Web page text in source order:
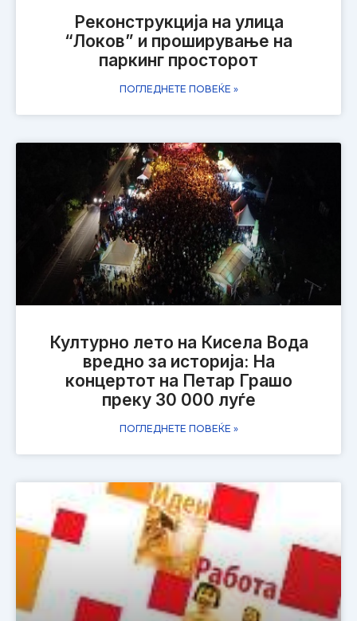
Реконструкција на улица
“Локов” и проширување на
паркинг просторот
ПОГЛЕДНЕТЕ ПОВЕЌЕ »
Културно лето на Кисела Вода
вредно за историја: На
концертот на Петар Грашо
преку 30 000 луѓе
ПОГЛЕДНЕТЕ ПОВЕЌЕ »